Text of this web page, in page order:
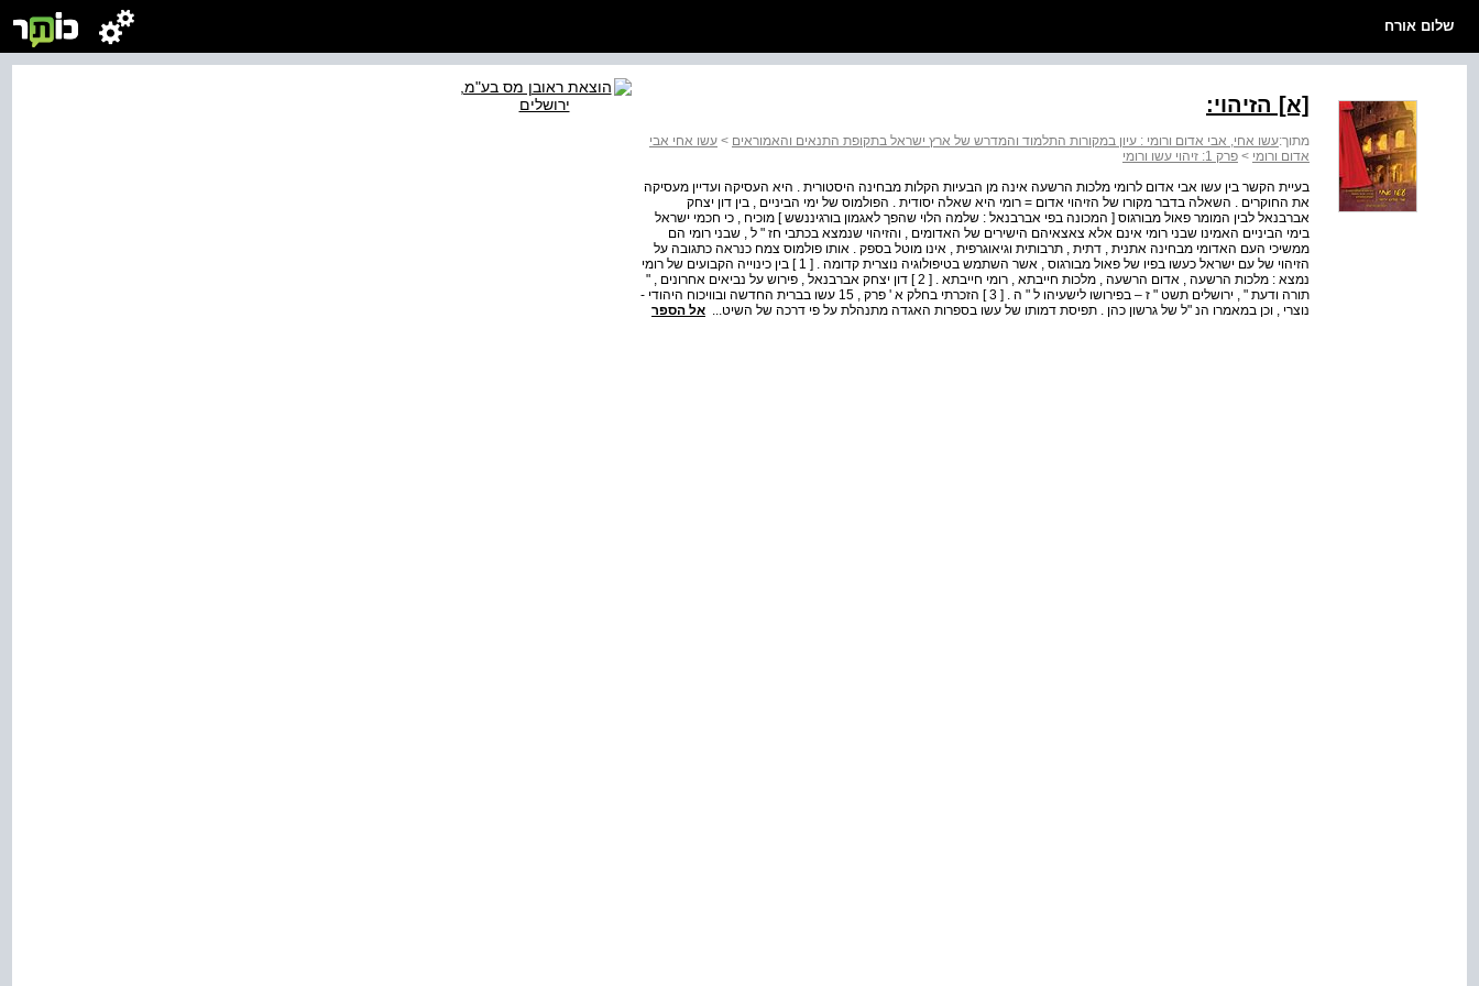
שלום אורח
[א] הזיהוי:
מתוך:עשו אחי, אבי אדום ורומי : עיון במקורות התלמוד והמדרש של ארץ ישראל בתקופת התנאים והאמוראים > עשו אחי אבי
אדום ורומי > פרק 1: זיהוי עשו ורומי
בעיית הקשר בין עשו אבי אדום לרומי מלכות הרשעה אינה מן הבעיות הקלות מבחינה היסטורית . היא העסיקה ועדיין מעסיקה
את החוקרים . השאלה בדבר מקורו של הזיהוי אדום = רומי היא שאלה יסודית . הפולמוס של ימי הביניים , בין דון יצחק
אברבנאל לבין המומר פאול מבורגוס [ המכונה בפי אברבנאל : שלמה הלוי שהפך לאגמון בורגיננשש ] מוכיח , כי חכמי ישראל
בימי הביניים האמינו שבני רומי אינם אלא צאצאיהם הישירים של האדומים , והזיהוי שנמצא בכתבי חז " ל , שבני רומי הם
ממשיכי העם האדומי מבחינה אתנית , דתית , תרבותית וגיאוגרפית , אינו מוטל בספק . אותו פולמוס צמח כנראה כתגובה על
הזיהוי של עם ישראל כעשו בפיו של פאול מבורגוס , אשר השתמש בטיפולוגיה נוצרית קדומה . [ 1 ] בין כינוייה הקבועים של רומי
נמצא : מלכות הרשעה , אדום הרשעה , מלכות חייבתא , רומי חייבתא . [ 2 ] דון יצחק אברבנאל , פירוש על נביאים אחרונים , "
תורה ודעת " , ירושלים תשט " ז – בפירושו לישעיהו ל " ה . [ 3 ] הזכרתי בחלק א ' פרק , 15 עשו בברית החדשה ובוויכוח היהודי -
נוצרי , וכן במאמרו הנ "ל של גרשון כהן . תפיסת דמותו של עשו בספרות האגדה מתנהלת על פי דרכה של השיט... אל הספר